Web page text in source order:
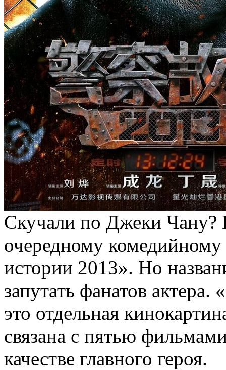
Скучали по Джеки Чану?
очередному
истории 2013». Но
запутать фанатов
это отдельная
связана с пятью
качестве главного героя.